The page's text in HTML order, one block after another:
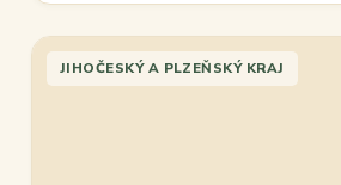
JIHOČESKÝ A PLZEŇSKÝ KRAJ